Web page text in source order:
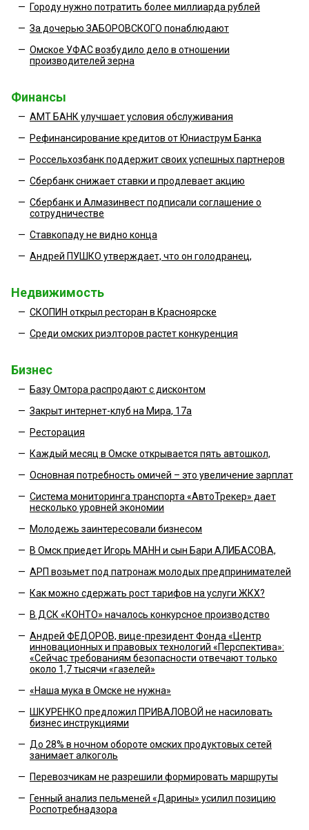
— Городу нужно потратить более миллиарда рублей
— За дочерью ЗАБОРОВСКОГО понаблюдают
— Омское УФАС возбудило дело в отношении
производителей зерна
Финансы
— АМТ БАНК улучшает условия обслуживания
— Рефинансирование кредитов от Юниаструм Банка
— Россельхозбанк поддержит своих успешных партнеров
— Сбербанк снижает ставки и продлевает акцию
— Сбербанк и Алмазинвест подписали соглашение о
сотрудничестве
— Ставкопаду не видно конца
— Андрей ПУШКО утверждает, что он голодранец,
Недвижимость
— СКОПИН открыл ресторан в Красноярске
— Среди омских риэлторов растет конкуренция
Бизнес
— Базу Омтора распродают с дисконтом
— Закрыт интернет-клуб на Мира, 17а
— Ресторация
— Каждый месяц в Омске открывается пять автошкол,
— Основная потребность омичей – это увеличение зарплат
— Система мониторинга транспорта «АвтоТрекер» дает
несколько уровней экономии
— Молодежь заинтересовали бизнесом
— В Омск приедет Игорь МАНН и сын Бари АЛИБАСОВА,
— АРП возьмет под патронаж молодых предпринимателей
— Как можно сдержать рост тарифов на услуги ЖКХ?
— В ДСК «КОНТО» началось конкурсное производство
— Андрей ФЕДОРОВ, вице-президент Фонда «Центр
инновационных и правовых технологий «Перспектива»:
«Сейчас требованиям безопасности отвечают только
около 1,7 тысячи «газелей»
— «Наша мука в Омске не нужна»
— ШКУРЕНКО предложил ПРИВАЛОВОЙ не насиловать
бизнес инструкциями
— До 28% в ночном обороте омских продуктовых сетей
занимает алкоголь
— Перевозчикам не разрешили формировать маршруты
— Генный анализ пельменей «Дарины» усилил позицию
Роспотребнадзора